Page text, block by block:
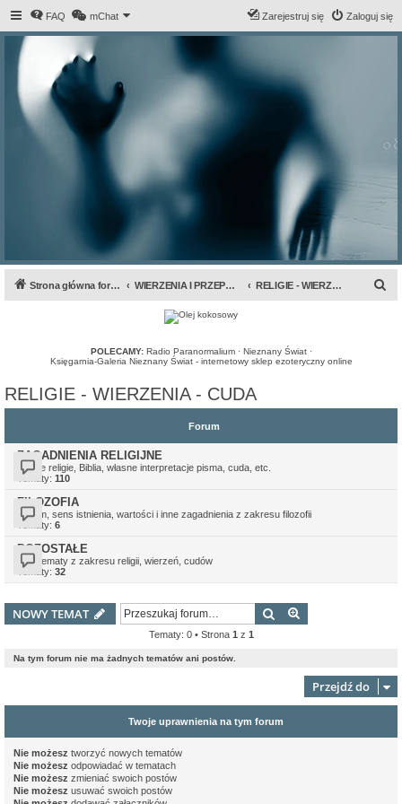
FAQ mChat Zaloguj się
Zarejestruj się
Strona główna forum WIERZENIA I PRZEPOWIEDNIE RELIGIE - WIERZENIA - CUDA
POLECAMY: Radio Paranormalium· Nieznany Świat·
Księgarnia-Galeria Nieznany Świat - internetowy sklep ezoteryczny online
RELIGIE - WIERZENIA - CUDA
Forum
ZAGADNIENIA RELIGIJNE
Różne religie, Biblia, własne interpretacje pisma, cuda, etc.
Tematy: 110
FILOZOFIA
Ateizm, sens istnienia, wartości i inne zagadnienia z zakresu filozofii
Tematy: 6
POZOSTAŁE
Inne tematy z zakresu religii, wierzeń, cudów
Tematy: 32
NOWY TEMAT Szukaj
Tematy: 0 • Strona 1 z 1
Na tym forum nie ma żadnych tematów ani postów.
Przejdź do
Twoje uprawnienia na tym forum
Nie możesz tworzyć nowych tematów
Nie możesz odpowiadać w tematach
Nie możesz zmieniać swoich postów
Nie możesz usuwać swoich postów